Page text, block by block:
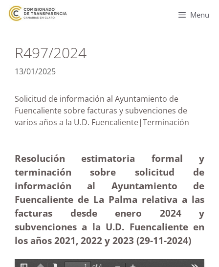
Menu
R497/2024
13/01/2025
Solicitud de información al Ayuntamiento de
Fuencaliente sobre facturas y subvenciones de
varios años a la U.D. Fuencaliente|Terminación
Resolución estimatoria formal y
terminación sobre solicitud de
información al Ayuntamiento de
Fuencaliente de La Palma relativa a las
facturas desde enero 2024 y
subvenciones a la U.D. Fuencaliente en
los años 2021, 2022 y 2023 (29-11-2024)